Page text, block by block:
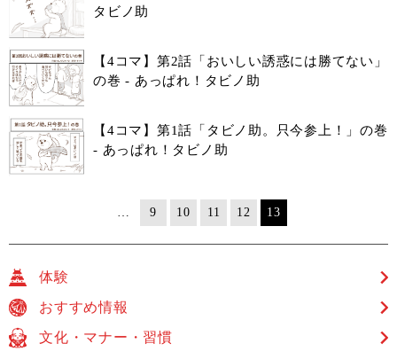
タビノ助
【4コマ】第2話「おいしい誘惑には勝てない」
の巻 - あっぱれ！タビノ助
【4コマ】第1話「タビノ助。只今参上！」の巻
- あっぱれ！タビノ助
… 9 10 11 12 13
体験
おすすめ情報
文化・マナー・習慣